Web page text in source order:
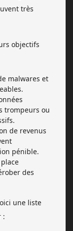
très
objectifs
malwares et
trompeurs ou
de revenus
pénible.
des
une liste
: